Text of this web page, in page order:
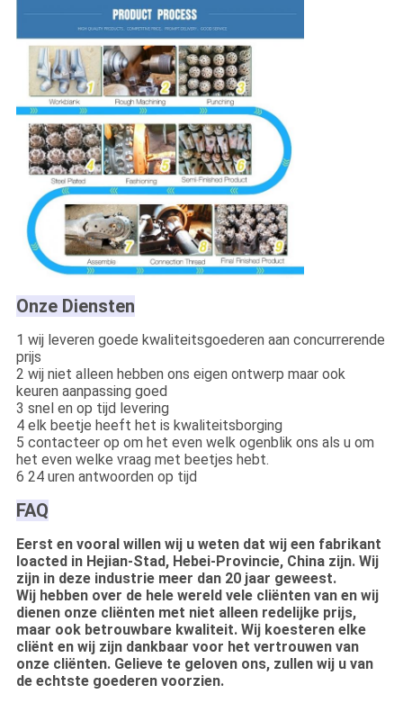
Onze Diensten
1 wij leveren goede kwaliteitsgoederen aan concurrerende
prijs
2 wij niet alleen hebben ons eigen ontwerp maar ook
keuren aanpassing goed
3 snel en op tijd levering
4 elk beetje heeft het is kwaliteitsborging
5 contacteer op om het even welk ogenblik ons als u om
het even welke vraag met beetjes hebt.
6 24 uren antwoorden op tijd
FAQ
Eerst en vooral willen wij u weten dat wij een fabrikant
loacted in Hejian-Stad, Hebei-Provincie, China zijn. Wij
zijn in deze industrie meer dan 20 jaar geweest.
Wij hebben over de hele wereld vele cliënten van en wij
dienen onze cliënten met niet alleen redelijke prijs,
maar ook betrouwbare kwaliteit. Wij koesteren elke
cliënt en wij zijn dankbaar voor het vertrouwen van
onze cliënten. Gelieve te geloven ons, zullen wij u van
de echtste goederen voorzien.